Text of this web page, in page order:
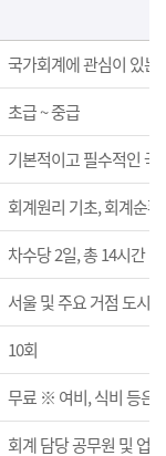
국가회계에 관심이 있는
초급 ~ 중급
기본적이고 필수적인 국
회계원리 기초, 회계순
차수당 2일, 총 14시간
서울 및 주요 거점 도시
10회
무료 ※ 여비, 식비 등은
회계 담당 공무원 및 업